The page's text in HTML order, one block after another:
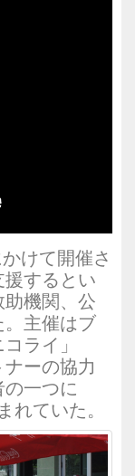
けて開催さ
するとい
機関、公
主催はブ
ライ」
ーの協力
一つに
れていた。